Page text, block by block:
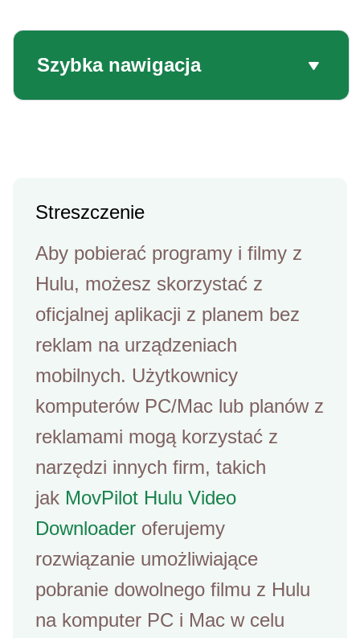
Szybka nawigacja
Streszczenie
Aby pobierać programy i filmy z
Hulu, możesz skorzystać z
oficjalnej aplikacji z planem bez
reklam na urządzeniach
mobilnych. Użytkownicy
komputerów PC/Mac lub planów z
reklamami mogą korzystać z
narzędzi innych firm, takich
jak MovPilot Hulu Video
Downloader oferujemy
rozwiązanie umożliwiające
pobranie dowolnego filmu z Hulu
na komputer PC i Mac w celu